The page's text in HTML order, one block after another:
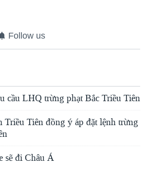
Follow us
cầu LHQ trừng phạt Bắc Triều Tiên
Triều Tiên đồng ý áp đặt lệnh trừng
sẽ đi Châu Á